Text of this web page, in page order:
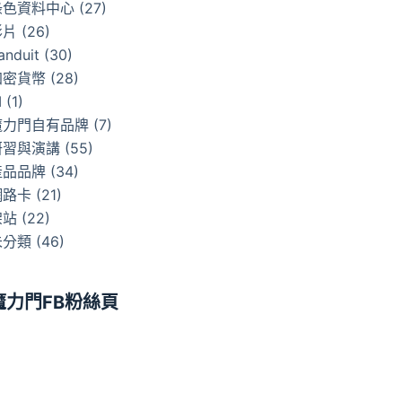
資料中心 (27)
(26)
(30)
貨幣 (28)
(1)
門自有品牌 (7)
與演講 (55)
品牌 (34)
卡 (21)
(22)
類 (46)
力門FB粉絲頁